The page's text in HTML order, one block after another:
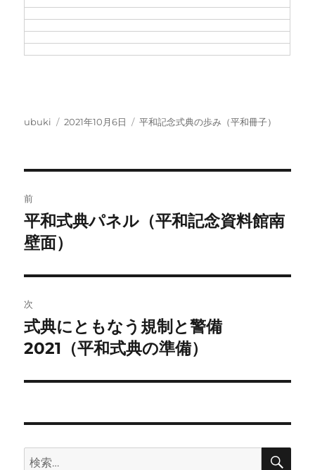
投
ubuki
投
2021年10月6日
カ
平和記念式典の歩み（平和冊子）
稿
ナ
ビ
ゲ
ー
ン
前
前
の
稿:
平和式典パネル（平和記念資料館南
壁面）
次
次
の
稿:
式典にともなう規制と警備
2021（平和式典の準備）
検
検